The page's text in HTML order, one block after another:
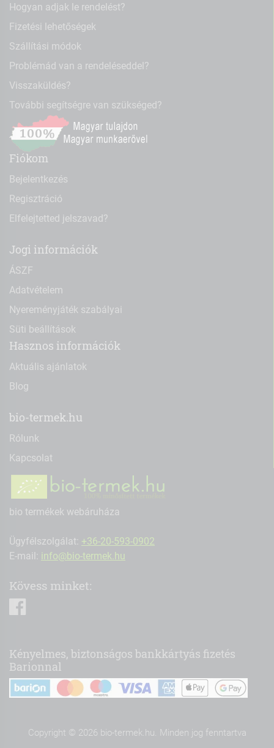
Hogyan adjak le rendelést?
Fizetési lehetőségek
Szállítási módok
Problémád van a rendeléseddel?
Visszaküldés?
További segítségre van szükséged?
Fiókom
Bejelentkezés
Regisztráció
Elfelejtetted jelszavad?
Jogi információk
ÁSZF
Adatvételem
Nyereményjáték szabályai
Süti beállítások
Hasznos információk
Aktuális ajánlatok
Blog
bio-termek.hu
Rólunk
Kapcsolat
bio termékek webáruháza
Ügyfélszolgálat: +36-20-593-0902
E-mail: info@bio-termek.hu
Kövess minket:
Kényelmes, biztonságos bankkártyás fizetés
Barionnal
Copyright © 2026 bio-termek.hu. Minden jog fenntartva